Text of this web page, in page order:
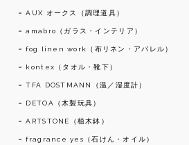
AUX オークス（調理道具）
amabro（ガラス・インテリア）
fog linen work（布リネン・アパレル）
kontex（タオル・靴下）
TFA DOSTMANN（温／湿度計）
DETOA（木製玩具）
ARTSTONE（植木鉢）
fragrance yes（石けん・オイル）